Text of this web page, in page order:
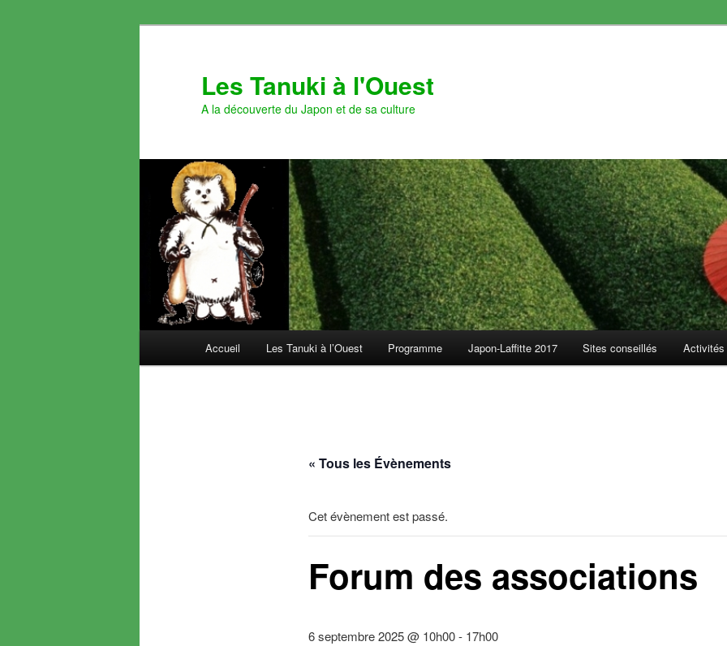
Les Tanuki à l'Ouest
A la découverte du Japon et de sa culture
Accueil Les Tanuki à l’Ouest Programme Japon-Laffitte 2017 Sites conseillés Activités
« Tous les Évènements
Cet évènement est passé.
Forum des associations
6 septembre 2025 @ 10h00- 17h00